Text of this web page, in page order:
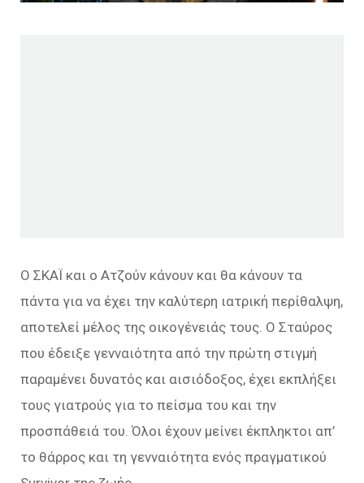
Ο ΣΚΑΪ και ο Ατζούν κάνουν και θα κάνουν τα
πάντα για να έχει την καλύτερη ιατρική περίθαλψη,
αποτελεί μέλος της οικογένειάς τους. Ο Σταύρος
που έδειξε γενναιότητα από την πρώτη στιγμή
παραμένει δυνατός και αισιόδοξος, έχει εκπλήξει
τους γιατρούς για το πείσμα του και την
προσπάθειά του. Όλοι έχουν μείνει έκπληκτοι απ’
το θάρρος και τη γενναιότητα ενός πραγματικού